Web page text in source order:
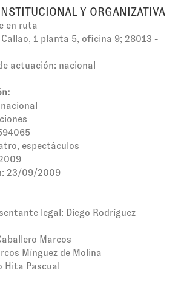
Y ORGANIZATIVA
en ruta
Callao, 1 planta 5, oficina 9; 28013 -
actuación: nacional
espectáculos
23/09/2009
legal: Diego Rodríguez
Marcos
Mínguez de Molina
Hita Pascual